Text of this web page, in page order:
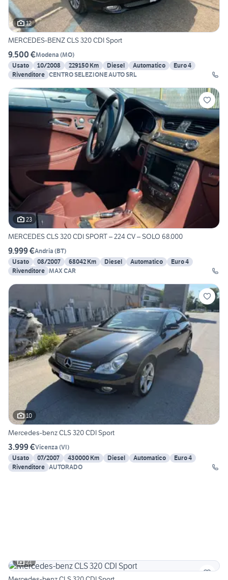
12
MERCEDES-BENZ CLS 320 CDI Sport
9.500 €Modena (MO)
Usato
10/2008 229150 Km Diesel Automatico
Euro 4
Rivenditore CENTRO SELEZIONE AUTO SRL
23
MERCEDES CLS 320 CDI SPORT – 224 CV – SOLO 68.000
9.999 €Andria (BT)
Usato
08/2007 68042 Km Diesel Automatico
Euro 4
Rivenditore MAX CAR
10
Mercedes-benz CLS 320 CDI Sport
3.999 €Vicenza (VI)
Usato
07/2007 430000 Km Diesel Automatico
Euro 4
Rivenditore AUTORADO
21